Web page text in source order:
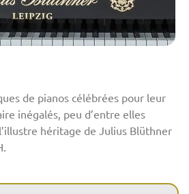
de pianos célébrées pour leur
inégalés, peu d’entre elles
héritage de Julius Blüthner